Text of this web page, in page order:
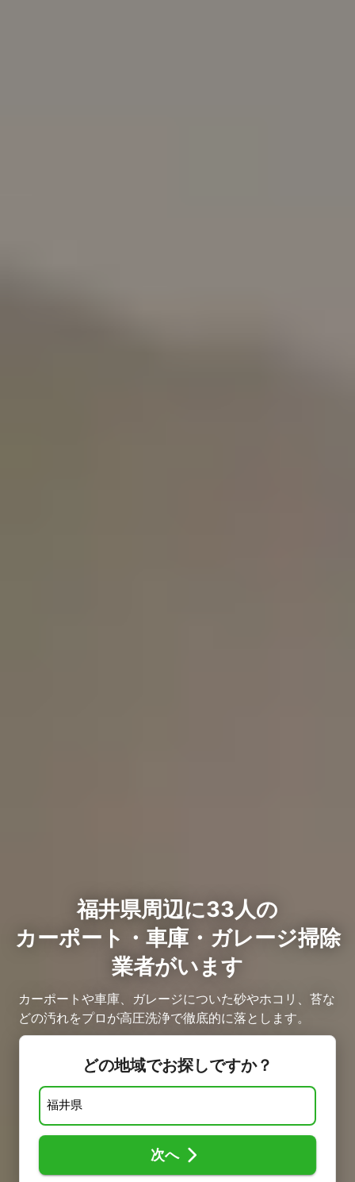
福井県周辺に33人の
カーポート・車庫・ガレージ掃除
業者がいます
カーポートや車庫、ガレージについた砂やホコリ、苔な
どの汚れをプロが高圧洗浄で徹底的に落とします。
どの地域でお探しですか？
次へ